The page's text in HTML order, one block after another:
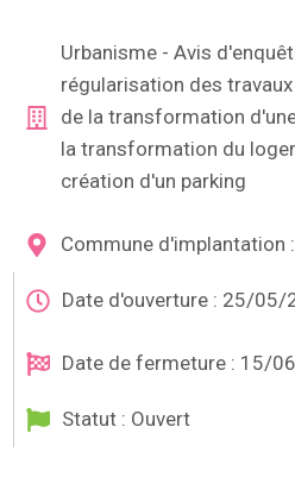
Urbanisme - Avis
régularisation des
de la transformation
la transformation du
création d'un parking
Commune d'implantation
Date d'ouverture : 25/05/
Date de fermeture : 15/
Statut : Ouvert